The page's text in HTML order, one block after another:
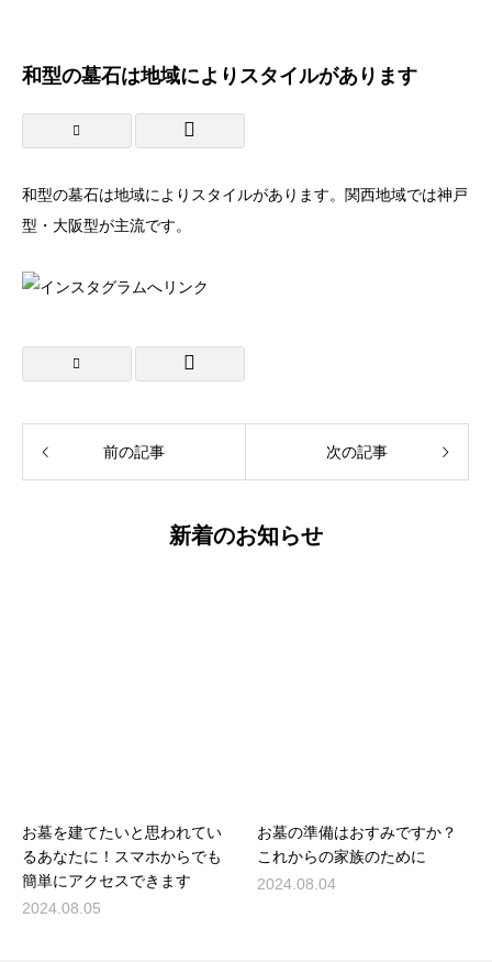
和型の墓石は地域によりスタイルがあります
和型の墓石は地域によりスタイルがあります。関西地域では神戸
型・大阪型が主流です。
前の記事 次の記事
新着のお知らせ
お墓を建てたいと思われてい
るあなたに！スマホからでも
簡単にアクセスできます
2024.08.05
お墓の準備はおすみですか？
これからの家族のために
2024.08.04